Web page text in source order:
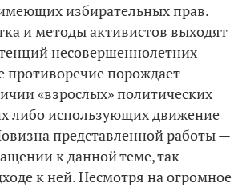
избирательных прав.
и методы активистов выходят
несовершеннолетних
противоречие порождает
«взрослых» политических
либо использующих движение
представленной работы —
к данной теме, так
к ней. Несмотря на огромное